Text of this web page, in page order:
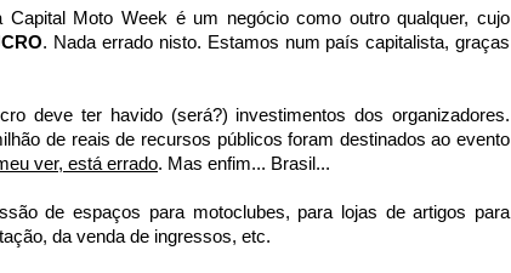
Capital Moto Week é um negócio como outro qualquer, cujo
. Nada errado nisto. Estamos num país capitalista, graças
deve ter havido (será?) investimentos dos organizadores.
de reais de recursos públicos foram destinados ao evento
ver, está errado. Mas enfim... Brasil...
de espaços para motoclubes, para lojas de artigos para
da venda de ingressos, etc.